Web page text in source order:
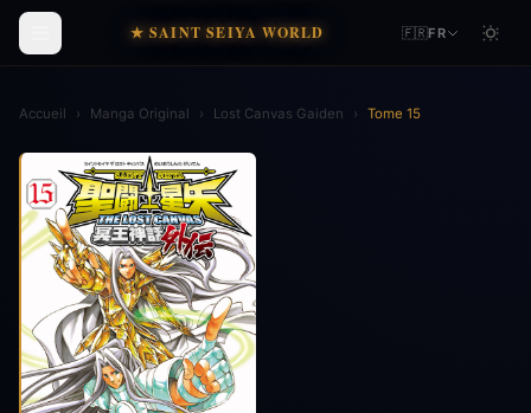
★ SAINT SEIYA WORLD 🇫🇷FR
Accueil › Manga Original › Lost Canvas Gaiden › Tome 15